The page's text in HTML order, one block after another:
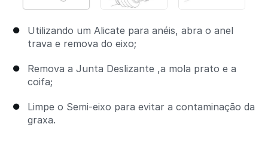
Utilizando um Alicate para anéis, abra o anel
trava e remova do eixo;
Remova a Junta Deslizante ,a mola prato e a
coifa;
Limpe o Semi-eixo para evitar a contaminação da
graxa.